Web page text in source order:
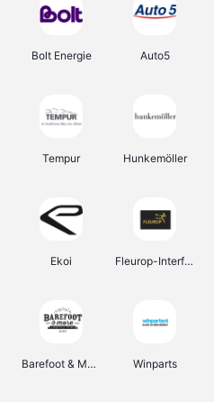
Bolt Energie Auto5
Tempur Hunkemöller
Ekoi Fleurop-Interflora
Barefoot & More Winparts